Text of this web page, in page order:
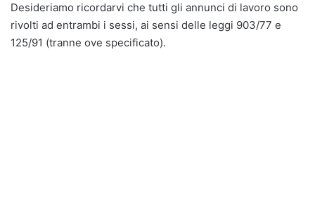
Desideriamo ricordarvi che tutti gli annunci di lavoro sono
rivolti ad entrambi i sessi, ai sensi delle leggi 903/77 e
125/91 (tranne ove specificato).